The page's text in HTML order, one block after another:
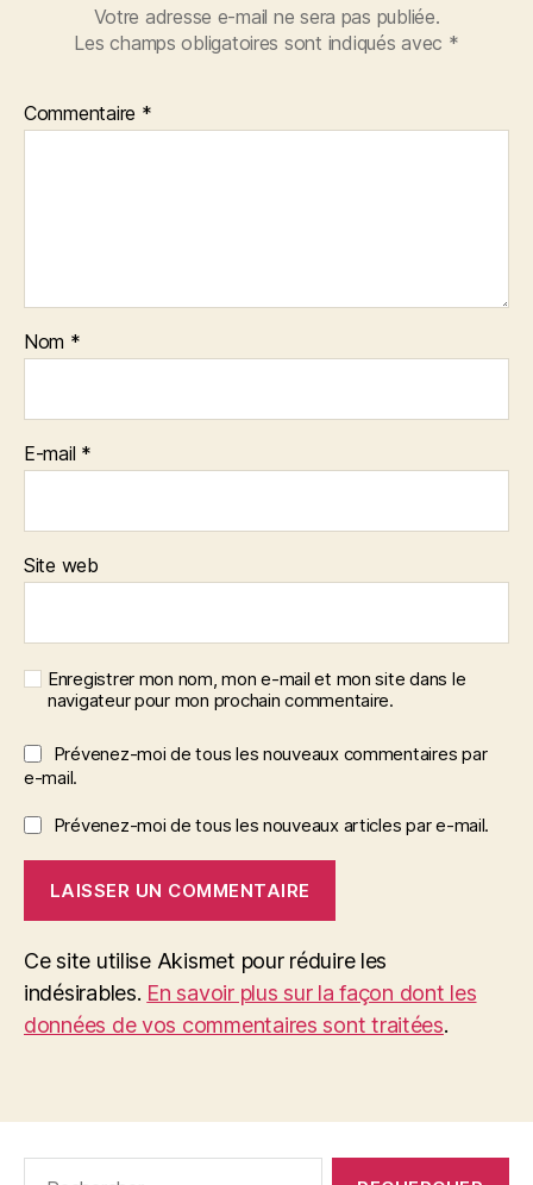
Votre adresse e-mail ne sera pas publiée.
Les champs obligatoires sont indiqués avec *
Commentaire *
Nom *
E-mail *
Site web
Enregistrer mon nom, mon e-mail et mon site dans le
navigateur pour mon prochain commentaire.
Prévenez-moi de tous les nouveaux commentaires par
e-mail.
Prévenez-moi de tous les nouveaux articles par e-mail.
Ce site utilise Akismet pour réduire les
indésirables. En savoir plus sur la façon dont les
données de vos commentaires sont traitées.